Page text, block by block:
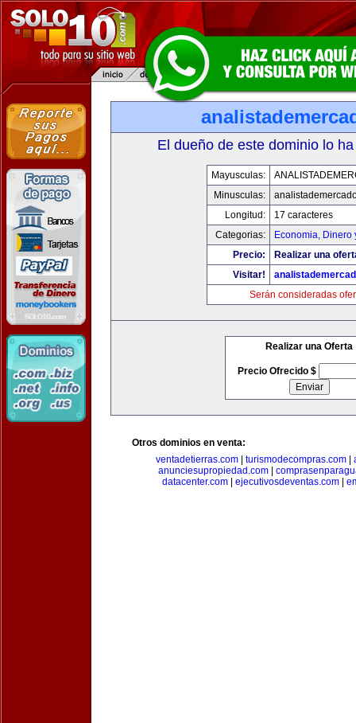
El dueño de este dominio lo
Mayusculas:
Minusculas:
Longitud:
17 caracteres
Categorias:
Economia, Dinero
Precio:
Realizar una
Visitar!
Serán consideradas
Realizar una Oferta
Precio Ofrecido $
Otros dominios en venta:
ventadetierras.com
turismodecompras.com
anunciesupropiedad.com|
datacenter.com
ejecutivosdeventas.com